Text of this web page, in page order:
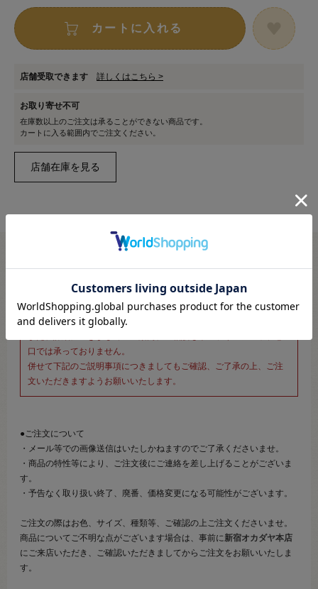
カートに入れる
店舗受取できます 詳しくはこちら >
お取り寄せ不可
在庫数以上のご注文は承ることができない商品です。
カートに入る範囲内でご注文ください。
※新宿オカダヤ本店お取り扱い商品のご注文専用ページです※
こちらのページは、店頭にてあらかじめ商品詳細および商品コード
をご確認いただいた上でご注文いただけるページです。
そのため、商品画像および詳細は記載しておりません。
口では承っておりません。
併せて下記のご説明事項につきましてもご確認、ご了承の上、ご注
文いただきますようお願いいたします。
●ご注文について
・メール等での画像送信はいたしかねますのでご了承くださいませ。
・商品の特性等により、ご注文後にご連絡を差し上げることがございま
す。
・予告なく取り扱い終了、廃番、価格変更になる可能性がございます。
ご注文の際はお色、サイズ、種類等、ご確認の上ご注文くださいませ。
商品についてご不明な点がございます場合は、事前に新宿オカダヤ本店
にご来店いただき、ご確認いただきましてからご注文をお願いいたしま
す。